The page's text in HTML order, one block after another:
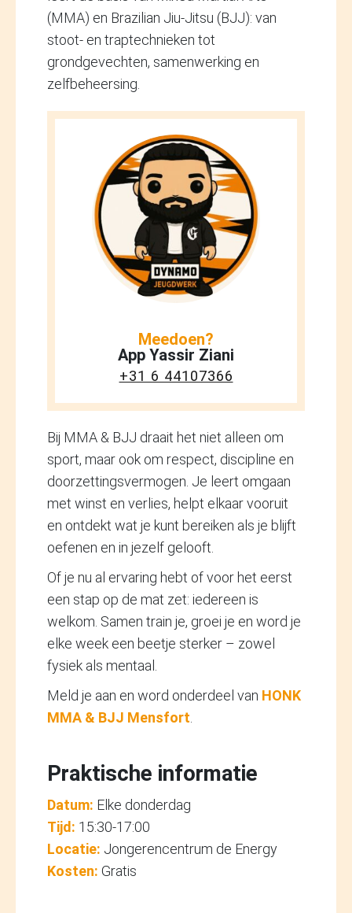
(MMA) en Brazilian Jiu-Jitsu (BJJ): van
stoot- en traptechnieken tot
grondgevechten, samenwerking en
zelfbeheersing.
Meedoen?
App Yassir Ziani
+31 6 44107366
Bij MMA & BJJ draait het niet alleen om
sport, maar ook om respect, discipline en
doorzettingsvermogen. Je leert omgaan
met winst en verlies, helpt elkaar vooruit
en ontdekt wat je kunt bereiken als je blijft
oefenen en in jezelf gelooft.
Of je nu al ervaring hebt of voor het eerst
een stap op de mat zet: iedereen is
welkom. Samen train je, groei je en word je
elke week een beetje sterker – zowel
fysiek als mentaal.
Meld je aan en word onderdeel van HONK
MMA & BJJ Mensfort.
Praktische informatie
Datum: Elke donderdag
Tijd: 15:30-17:00
Locatie: Jongerencentrum de Energy
Kosten: Gratis